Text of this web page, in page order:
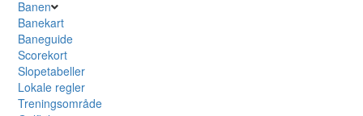
Banen
Banekart
Baneguide
Scorekort
Slopetabeller
Lokale regler
Treningsområde